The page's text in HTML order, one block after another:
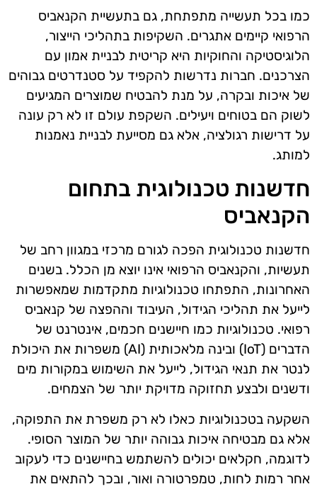
כמו בכל תעשייה מתפתחת, גם בתעשיית הקנאביס
הרפואי קיימים אתגרים. השקיפות בתהליכי הייצור,
הלוגיסטיקה והחוקיות היא קריטית לבניית אמון עם
הצרכנים. חברות נדרשות להקפיד על סטנדרטים גבוהים
של איכות ובקרה, על מנת להבטיח שמוצרים המגיעים
לשוק הם בטוחים ויעילים. השקפת עולם זו לא רק עונה
על דרישות רגולציה, אלא גם מסייעת לבניית נאמנות
למותג.
חדשנות טכנולוגית בתחום
הקנאביס
חדשנות טכנולוגית הפכה לגורם מרכזי במגוון רחב של
תעשיות, והקנאביס הרפואי אינו יוצא מן הכלל. בשנים
האחרונות, התפתחו טכנולוגיות מתקדמות שמאפשרות
לייעל את תהליכי הגידול, העיבוד וההפצה של קנאביס
רפואי. טכנולוגיות כמו חיישנים חכמים, אינטרנט של
הדברים (IoT) ובינה מלאכותית (AI) משפרות את היכולת
לנטר את תנאי הגידול, לייעל את השימוש במקורות מים
ודשנים ולבצע תחזוקה מדויקת יותר של הצמחים.
השקעה בטכנולוגיות כאלו לא רק משפרת את התפוקה,
אלא גם מבטיחה איכות גבוהה יותר של המוצר הסופי.
לדוגמה, חקלאים יכולים להשתמש בחיישנים כדי לעקוב
אחר רמות לחות, טמפרטורה ואור, ובכך להתאים את